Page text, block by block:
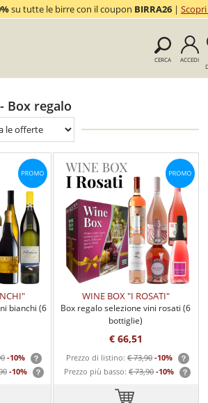
su tutte le birre con il coupon BIRRA26| Scopri
CERCA
ACCEDI
Box regalo
bianchi (6
-10%
-10%
WINE BOX "I ROSATI"
Box regalo selezione vini rosati (6
bottiglie)
€ 66,51
Prezzo di listino:€ 73,90 -10%
Prezzo più basso:€ 73,90 -10%